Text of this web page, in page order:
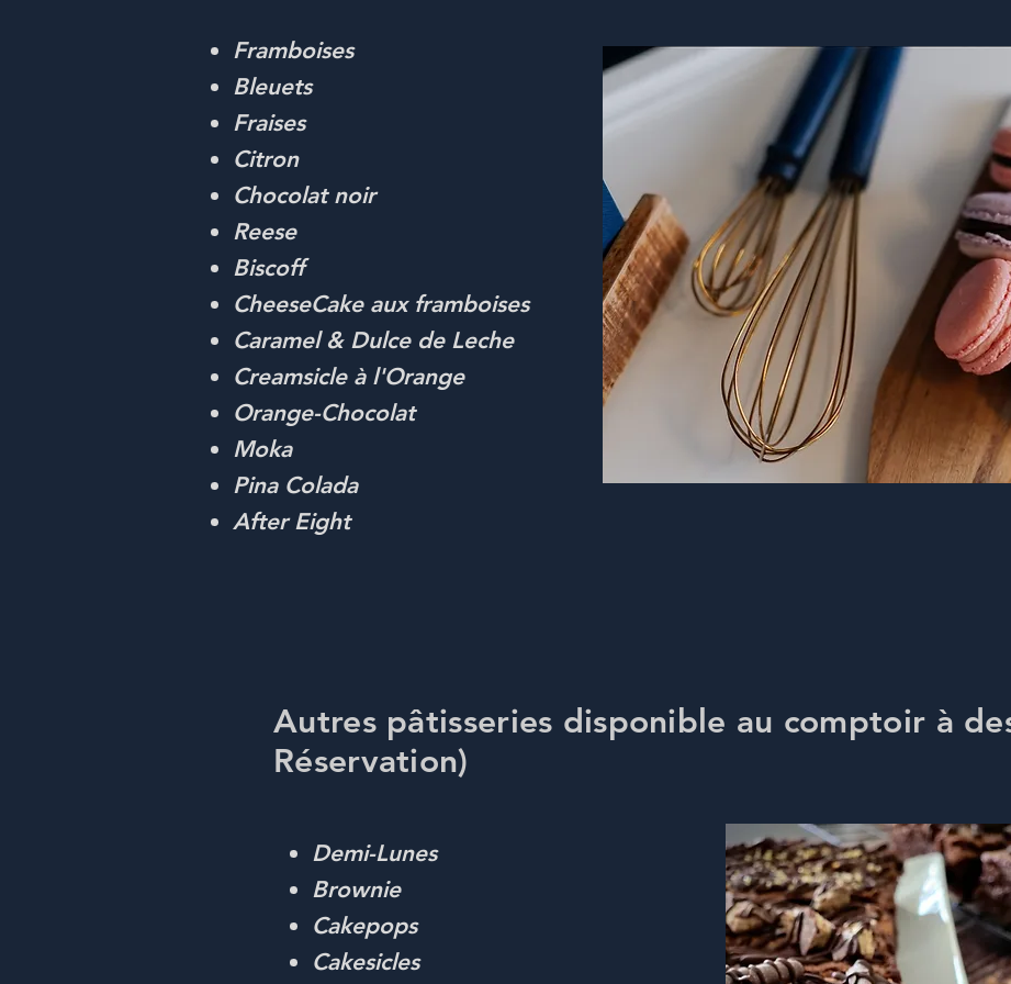
Framboises
Bleuets
Fraises
Citron
Chocolat noir
Reese
Biscoff
CheeseCake aux framboises
Caramel & Dulce de Leche​
Creamsicle à l'Orange
Orange-Chocolat
Moka
Pina Colada
After Eight
Autres pâtisseries disponible au comptoir à
Réservation)
Demi-Lunes
Brownie
Cakepops
Cakesicles